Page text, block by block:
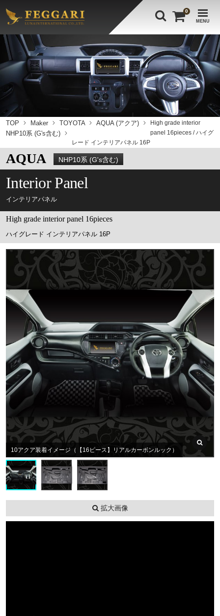
MENU
0
TOP Maker TOYOTA
AQUA (アクア)
NHP10系 (G's含む)
High grade interior
panel 16pieces / ハイグ
レード インテリアパネル 16P
AQUA NHP10系 (G's含む)
Interior Panel
インテリアパネル
High grade interior panel 16pieces
ハイグレード インテリアパネル 16P
10アクア装着イメージ（【16ピース】リアルカーボンルック）
拡大画像